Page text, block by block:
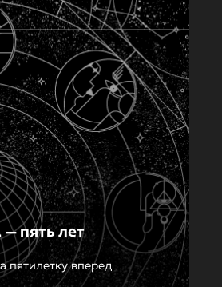
пять лет
пятилетку вперед